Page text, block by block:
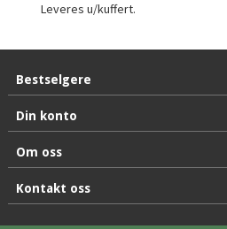
Leveres u/kuffert.
Bestselgere
Din konto
Om oss
Kontakt oss